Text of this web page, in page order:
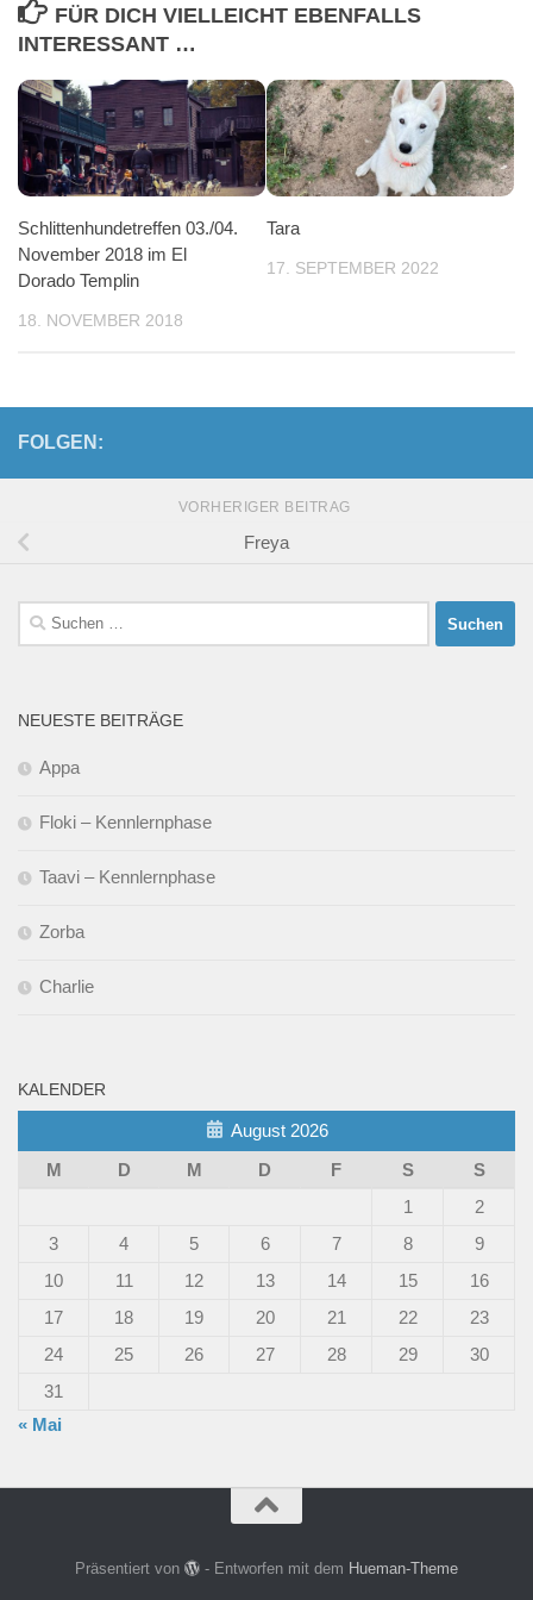
FÜR DICH VIELLEICHT EBENFALLS
INTERESSANT …
Schlittenhundetreffen 03./04.
November 2018 im El
Dorado Templin
18. NOVEMBER 2018
Tara
17. SEPTEMBER 2022
FOLGEN:
VORHERIGER BEITRAG
Freya
Suchen
nach:
NEUESTE BEITRÄGE
Appa
Floki – Kennlernphase
Taavi – Kennlernphase
Zorba
Charlie
KALENDER
August 2026
M
D M D F S
S
1
2
3
4 5 6 7 8
9
10
11 12 13 14 15
16
17
18 19 20 21 22
23
24
25 26 27 28 29
30
31
« Mai
Präsentiert von - Entworfen mit dem Hueman-Theme